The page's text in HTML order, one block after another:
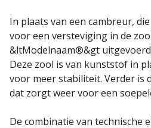
In plaats van een cambreur,
voor een versteviging in de
&ltModelnaam®&gt
Deze zool is van kunststof in
voor meer stabiliteit. Verder is
dat zorgt weer voor een
De combinatie van technische